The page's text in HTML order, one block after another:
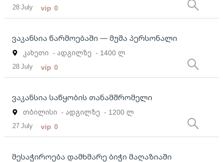
28 July vip 0
ვაკანსია წარმოებაში — მუშა პერსონალი
კახეთი - ადგილზე - 1400 ლ
28 July vip 0
ვაკანსია საწყობის თანამშრომელი
თბილისი - ადგილზე - 1200 ლ
27 July vip 0
მესაჭიროება დამხმარე ბიჭი მაღაზიაში